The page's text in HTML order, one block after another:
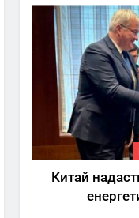
Китай
5
6